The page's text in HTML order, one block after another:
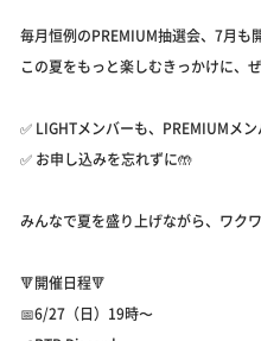
毎月恒例のPREMIUM抽選会、7月も
この夏をもっと楽しむきっかけに、
✅ LIGHTメンバーも、PREMIUMメン
✅ お申し込みを忘れずに🤲
みんなで夏を盛り上げながら、ワク
🔻開催日程🔻
📅6/27（日）19時〜